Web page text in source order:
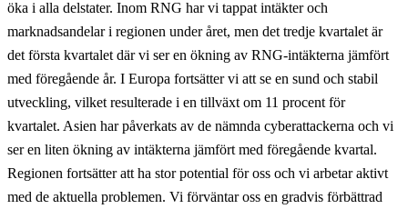
öka i alla delstater. Inom RNG har vi tappat intäkter och
marknadsandelar i regionen under året, men det tredje kvartalet är
det första kvartalet där vi ser en ökning av RNG-intäkterna jämfört
med föregående år. I Europa fortsätter vi att se en sund och stabil
utveckling, vilket resulterade i en tillväxt om 11 procent för
kvartalet. Asien har påverkats av de nämnda cyberattackerna och vi
ser en liten ökning av intäkterna jämfört med föregående kvartal.
Regionen fortsätter att ha stor potential för oss och vi arbetar aktivt
med de aktuella problemen. Vi förväntar oss en gradvis förbättrad